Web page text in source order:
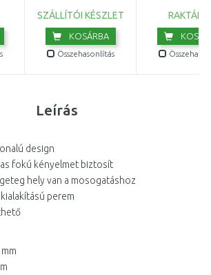
SZÁLLÍTÓI KÉSZLET
KOSÁRBA
Összehasonlítás
Leírás
design
fokú kényelmet biztosít
hely van a mosogatáshoz
perem